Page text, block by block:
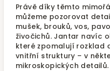
Právě díky těmto
můžeme pozorovat
mušek, brouků, vos,
živočichů. Jantar navíc
které zpomalují rozklad
vnitřní struktury – v
mikroskopických detailů.